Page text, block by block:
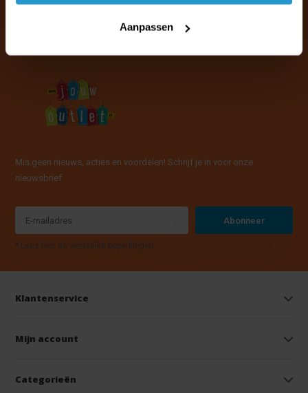
Aanpassen
info@jouwoutlet.nl
Mis geen nieuws, acties en voordelen! Schrijf je in voor onze
nieuwsbrief
Abonneer
* Lees hier de wettelijke beperkingen
Klantenservice
Mijn account
Categorieën